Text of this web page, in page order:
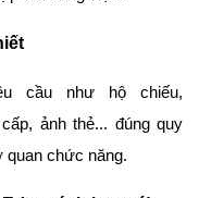
cầu như hộ chiếu,
ảnh thẻ... đúng quy
quan chức năng.